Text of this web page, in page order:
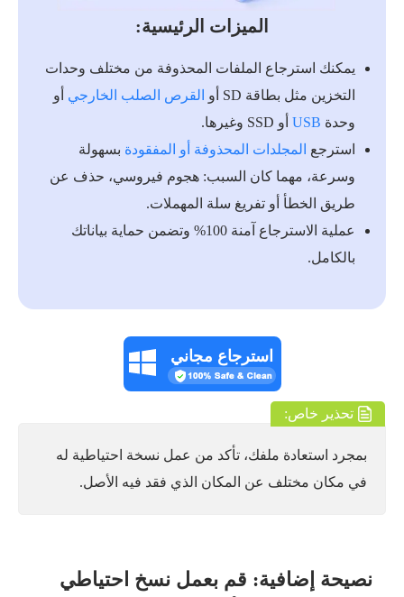
الميزات الرئيسية:
يمكنك استرجاع الملفات المحذوفة من مختلف وحدات
التخزين مثل بطاقة SD أو
القرص الصلب الخارجي أو
وحدة USB أو SSD وغيرها.
استرجع المجلدات المحذوفة أو المفقودة بسهولة
وسرعة، مهما كان السبب: هجوم فيروسي، حذف عن
طريق الخطأ أو تفريغ سلة المهملات.
عملية الاسترجاع آمنة 100% وتضمن حماية بياناتك
بالكامل.
استرجاع مجاني
تحذير خاص:
بمجرد استعادة ملفك، تأكد من عمل نسخة احتياطية له
في مكان مختلف عن المكان الذي فقد فيه الأصل.
نصيحة إضافية: قم بعمل نسخ احتياطي